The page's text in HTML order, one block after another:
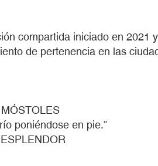
compartida iniciado en
de pertenencia en las
poniéndose en pie.”